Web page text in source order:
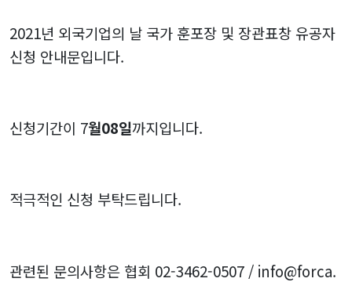
2021년 외국기업의 날 국가 훈포장 및 장관표창 유공자
신청 안내문입니다.
신청기간이 7월08일까지입니다.
적극적인 신청 부탁드립니다.
관련된 문의사항은 협회 02-3462-0507 / info@forca.